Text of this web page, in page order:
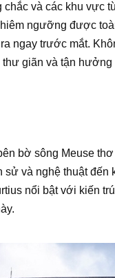
và các khu vực
ngưỡng được
ngay trước mắt.
giãn và tận hưởng
bờ sông Meuse
và nghệ thuật đến
nổi bật với kiến